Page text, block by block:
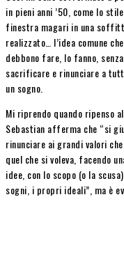
in pieni anni ’50, come lo
finestra magari in una
realizzato… l’idea comune
debbono fare, lo fanno,
sacrificare e rinunciare a
un sogno.
Mi riprendo quando ripenso
Sebastian afferma che “si
rinunciare ai grandi valori
quel che si voleva, facendo
idee, con lo scopo (o la
sogni, i propri ideali”, ma è